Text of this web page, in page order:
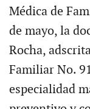
Médica de
de mayo, la
Rocha,
Familiar No.
especialidad